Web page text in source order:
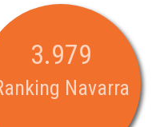
3.979
Navarra